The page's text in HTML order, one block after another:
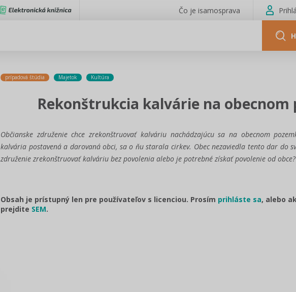
Čo je isamosprava
prípadová štúdia Majetok Kultúra
Rekonštrukcia kalvárie na obecnom
Občianske združenie chce zrekonštruovať kalváriu nachádzajúcu sa na obecnom
kalvária postavená a darovaná obci, sa o ňu starala cirkev. Obec nezaviedla tento dar do
združenie zrekonštruovať kalváriu bez povolenia alebo je potrebné získať povolenie od obce?
Obsah je prístupný len pre používateľov s licenciou. Prosím prihláste sa, alebo
prejdite SEM.